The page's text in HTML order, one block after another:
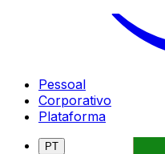
Pessoal
Corporativo
Plataforma
PT